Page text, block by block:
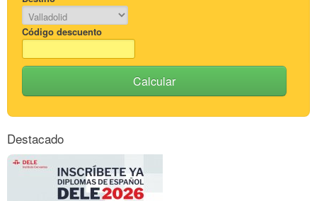
Código descuento
Calcular
Destacado